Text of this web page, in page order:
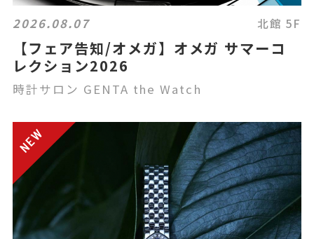
2026.08.07 北館 5F
【フェア告知/オメガ】オメガ サマーコ
レクション2026
時計サロン GENTA the Watch